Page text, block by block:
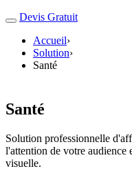
Devis Gratuit
Accueil›
Solution›
Santé
Santé
Solution professionnelle
l'attention de votre audience
visuelle.